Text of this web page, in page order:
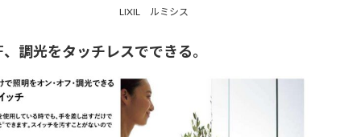
LIXIL ルミシス
調光をタッチレスでできる。